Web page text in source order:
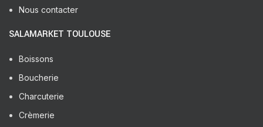
Nous contacter
SALAMARKET TOULOUSE
Boissons
Boucherie
Charcuterie
Crèmerie